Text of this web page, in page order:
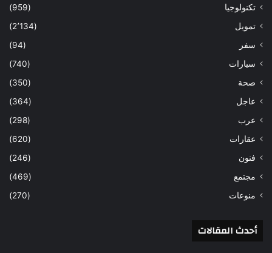
تكنولوجيا
(959)
تمويل
(2٬134)
سفر
(94)
سيارات
(740)
صحة
(350)
عاجل
(364)
عرب
(298)
عقارات
(620)
فنون
(246)
مجتمع
(469)
منوعات
(270)
أحدث المقالات